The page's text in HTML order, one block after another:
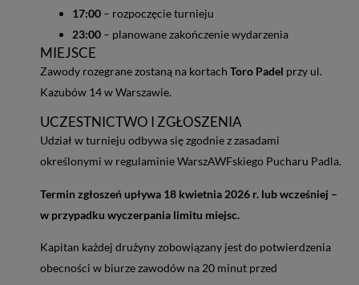
17:00 – rozpoczęcie turnieju
23:00 – planowane zakończenie wydarzenia
MIEJSCE
Zawody rozegrane zostaną na kortach Toro Padel przy ul.
Kazubów 14 w Warszawie.
UCZESTNICTWO I ZGŁOSZENIA
Udział w turnieju odbywa się zgodnie z zasadami
określonymi w regulaminie WarszAWFskiego Pucharu Padla.
Termin zgłoszeń upływa 18 kwietnia 2026 r. lub wcześniej –
w przypadku wyczerpania limitu miejsc.
Kapitan każdej drużyny zobowiązany jest do potwierdzenia
obecności w biurze zawodów na 20 minut przed